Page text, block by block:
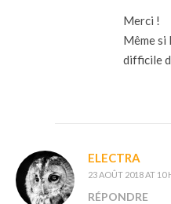
Merci !
Même si
difficile
ELECTRA
23 AOÛT 2018 AT 10
RÉPONDRE